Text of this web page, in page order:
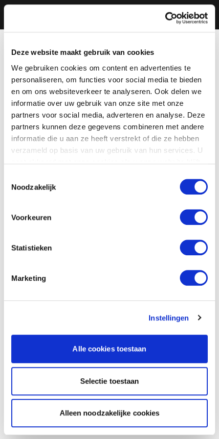
Deze website maakt gebruik van cookies
We gebruiken cookies om content en advertenties te
personaliseren, om functies voor social media te bieden
en om ons websiteverkeer te analyseren. Ook delen we
informatie over uw gebruik van onze site met onze
partners voor social media, adverteren en analyse. Deze
partners kunnen deze gegevens combineren met andere
informatie die u aan ze heeft verstrekt of die ze hebben
verzameld op basis van uw gebruik van hun services. U
Noodzakelijk
Voorkeuren
Statistieken
Marketing
Instellingen
Alle cookies toestaan
Selectie toestaan
Alleen noodzakelijke cookies